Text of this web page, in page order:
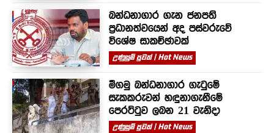
බන්ධනාගාර ගැන ජනපති
ප්‍රධානත්වයෙන් අද පස්වරුවේ
විශේෂ සාකච්ඡාවක්
උණුසුම් පුවත් | Hot News
මීගමු බන්ධනාගාර ගැටුමේ
සැකකරුවන් හඳුනාගැනීමේ
පෙරට්ටුව ලබන 21 වැනිදා
උණුසුම් පුවත් | Hot News